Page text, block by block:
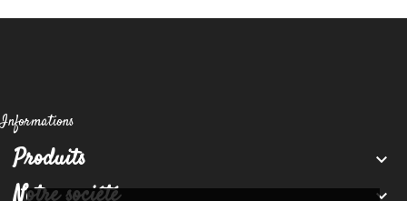
Informations
Produits 